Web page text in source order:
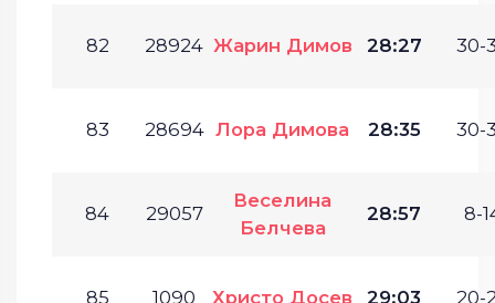
82 28924 Жарин Димов 28:27 30-
83 28694 Лора Димова 28:35 30-
84 29057
Веселина
Белчева
28:57 8-
85 1090 Христо Досев 29:03 20-